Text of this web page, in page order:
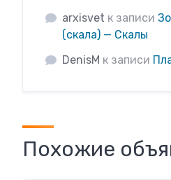
arxisvet к записи
(скала) — Скалы
DenisM к записи
Похожие